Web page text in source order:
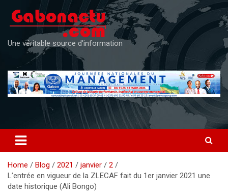
content
Une véritable source d'information
Home Blog 2021 janvier
2
L’entrée en vigueur de la ZLECAF fait du 1er janvier 2021 une
date historique (Ali Bongo)